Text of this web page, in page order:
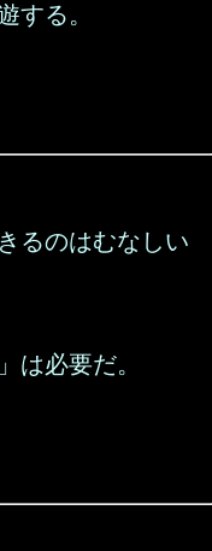
する。
るのはむなしい
は必要だ。